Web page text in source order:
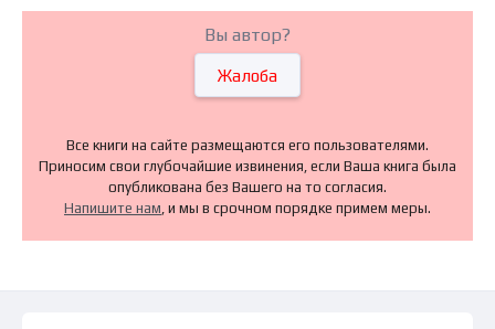
Вы автор?
Жалоба
Все книги на сайте размещаются его пользователями.
Приносим свои глубочайшие извинения, если Ваша книга была
опубликована без Вашего на то согласия.
Напишите нам , и мы в срочном порядке примем меры.